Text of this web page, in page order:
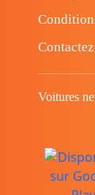
Voitures